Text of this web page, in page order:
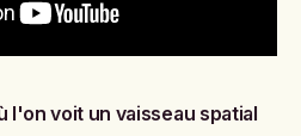
l'on voit un vaisseau spatial